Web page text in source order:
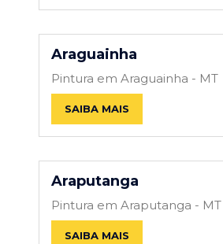
Araguainha
Pintura em Araguainha - MT
SAIBA MAIS
Araputanga
Pintura em Araputanga - MT
SAIBA MAIS